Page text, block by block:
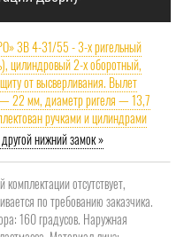
ЗВ 4-31/55 - 3-х ригельный
цилиндровый 2-х оборотный,
от высверливания. Вылет
22 мм, диаметр ригеля — 13,7
ручками и цилиндрами
нижний замок »
комплектации отсутствует,
по требованию заказчика.
160 градусов. Наружная